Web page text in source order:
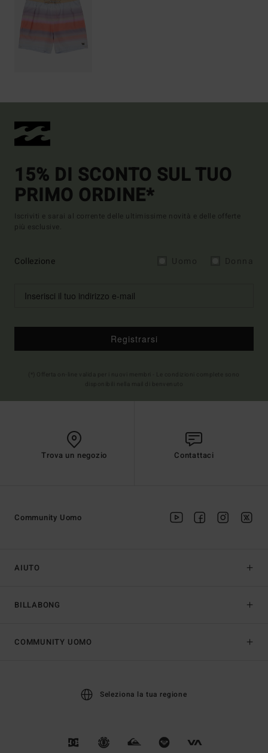
15% DI SCONTO SUL TUO
PRIMO ORDINE*
Iscriviti e sarai al corrente delle ultimissime novità e delle offerte
più esclusive.
Collezione
Registrarsi
Trova un negozio Contattaci
AIUTO
BILLABONG
Community Uomo
COMMUNITY UOMO
Seleziona la tua regione